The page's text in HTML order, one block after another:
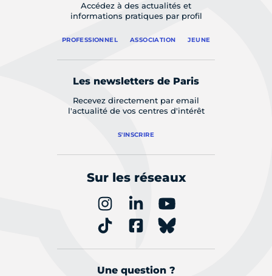
Accédez à des actualités et
informations pratiques par profil
PROFESSIONNEL ASSOCIATION JEUNE
Les newsletters de Paris
Recevez directement par email
l'actualité de vos centres d'intérêt
S'INSCRIRE
Sur les réseaux
Une question ?